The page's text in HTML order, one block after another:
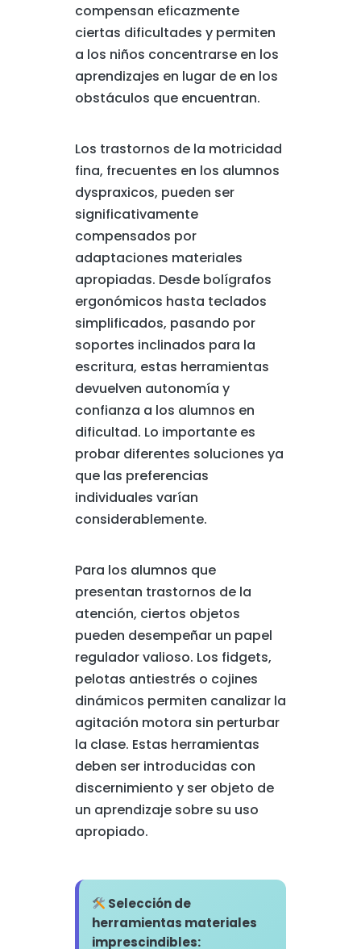
compensan eficazmente
ciertas dificultades y permiten
a los niños concentrarse en los
aprendizajes en lugar de en los
obstáculos que encuentran.
Los trastornos de la motricidad
fina, frecuentes en los alumnos
dyspraxicos, pueden ser
significativamente
compensados por
adaptaciones materiales
apropiadas. Desde bolígrafos
ergonómicos hasta teclados
simplificados, pasando por
soportes inclinados para la
escritura, estas herramientas
devuelven autonomía y
confianza a los alumnos en
dificultad. Lo importante es
probar diferentes soluciones ya
que las preferencias
individuales varían
considerablemente.
Para los alumnos que
presentan trastornos de la
atención, ciertos objetos
pueden desempeñar un papel
regulador valioso. Los fidgets,
pelotas antiestrés o cojines
dinámicos permiten canalizar la
agitación motora sin perturbar
la clase. Estas herramientas
deben ser introducidas con
discernimiento y ser objeto de
un aprendizaje sobre su uso
apropiado.
Selección de
herramientas materiales
imprescindibles: